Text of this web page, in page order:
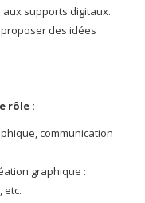
supports digitaux.
des idées
rôle :
communication
graphique :
etc.